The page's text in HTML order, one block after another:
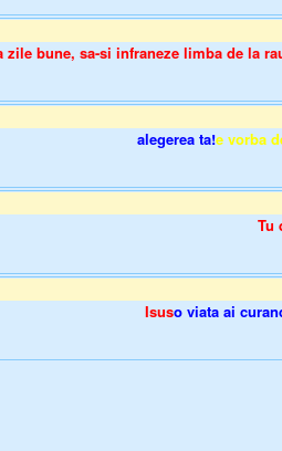
bune, sa-si infraneze limba de la
e vorba
alegerea ta!
Tu
o viata ai
Isus